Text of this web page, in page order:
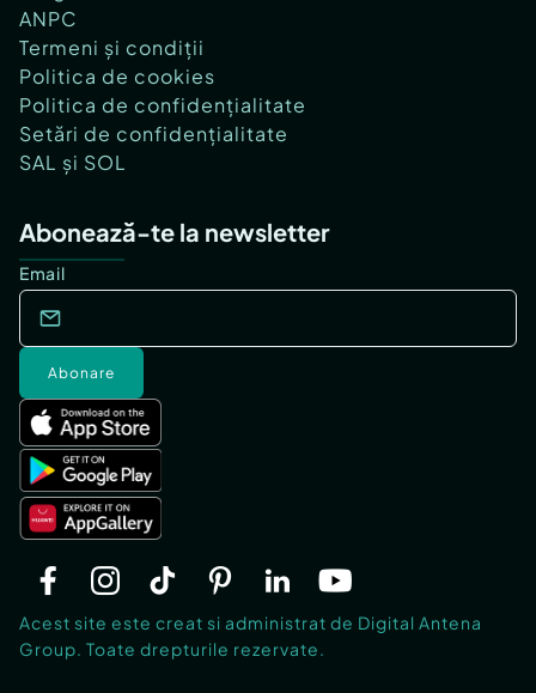
ANPC
Termeni și condiții
Politica de cookies
Politica de confidențialitate
Setări de confidențialitate
SAL și SOL
Abonează-te la newsletter
Email
Abonare
Acest site este creat si administrat de Digital Antena
Group. Toate drepturile rezervate.